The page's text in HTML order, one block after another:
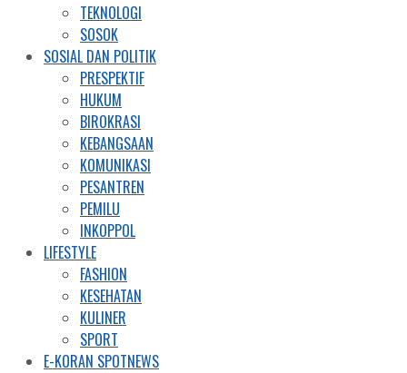
TEKNOLOGI
SOSOK
SOSIAL DAN POLITIK
PRESPEKTIF
HUKUM
BIROKRASI
KEBANGSAAN
KOMUNIKASI
PESANTREN
PEMILU
INKOPPOL
LIFESTYLE
FASHION
KESEHATAN
KULINER
SPORT
E-KORAN SPOTNEWS